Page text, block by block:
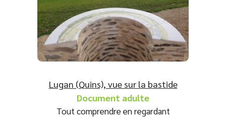
Lugan (Quins), vue sur la bastide
Document adulte
Tout comprendre en regardant